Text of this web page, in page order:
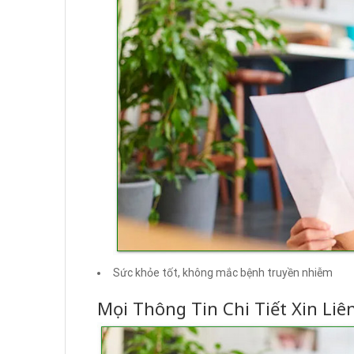
Sức khỏe tốt, không mắc bệnh truyền nhiễm
Mọi Thông Tin Chi Tiết Xin